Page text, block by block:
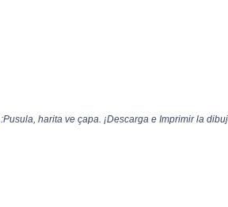
:Pusula, harita ve çapa. ¡Descarga e Imprimir la